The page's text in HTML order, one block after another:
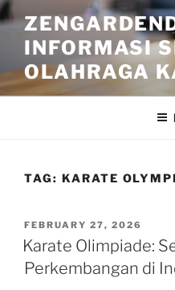
Skip
to
contentINFORMASI
OLAHRAGA
TAG: KARATE
POSTED
ON
FEBRUARY 27, 2026
Karate Olimpiade:
Perkembangan di